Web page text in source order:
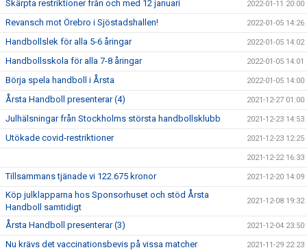
Skärpta restriktioner från och med 12 januari 2022-01-11 20:00
Revansch mot Örebro i Sjöstadshallen! 2022-01-05 14:26
Handbollslek för alla 5-6 åringar 2022-01-05 14:02
Handbollsskola för alla 7-8 åringar 2022-01-05 14:01
Börja spela handboll i Årsta 2022-01-05 14:00
Årsta Handboll presenterar (4) 2021-12-27 01:00
Julhälsningar från Stockholms största handbollsklubb 2021-12-23 14:53
Utökade covid-restriktioner 2021-12-23 12:25
2021-12-22 16:33
Tillsammans tjänade vi 122.675 kronor 2021-12-20 14:09
Köp julklapparna hos Sponsorhuset och stöd Årsta
Handboll samtidigt
2021-12-08 19:32
Årsta Handboll presenterar (3) 2021-12-04 23:50
Nu krävs det vaccinationsbevis på vissa matcher 2021-11-29 22:23